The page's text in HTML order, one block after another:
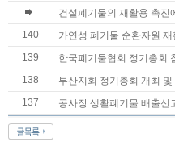
건설폐기물의 재활용 촉
140
가연성 폐기물 순환자원
139
한국폐기물협회 정기총회
138
부산지회 정기총회 개최 및
137
공사장 생활폐기물 배출신